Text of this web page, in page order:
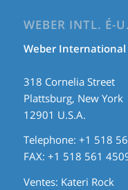
WEBER INTL. É-U.
Weber International
318 Cornelia Street
Plattsburg, New York
12901 U.S.A.
Telephone: +1 518
FAX: +1 518 561
Ventes: Kateri Rock